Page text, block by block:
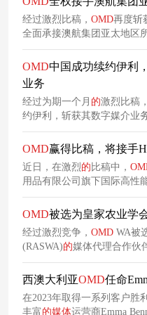
经过激烈比稿， OMD再度斩
全面承接澳航集团亚太地区
务的全域整合，也标志着二
新阶段。
OMD中国成功续约伊利
业务
经过为期一个月 的激烈比稿
约伊利，斩获其数字媒介业
业务价值约1亿美元。根据
服务职责范围将实现大幅扩展
OMD赢得比稿，将接手
近日，在激烈的 比稿中，
用品有限公司旗下国际高性
国大陆地区的媒介业务。
OMD被选为皇家农业学
经过激烈竞争， OMD WA被
(RASWA)的媒体代理合作伙
西澳大利亚OMD任命
在2023年取得一系列客户胜
丰富的媒体运营商Emma